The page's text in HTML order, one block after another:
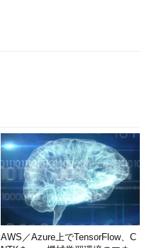
AWS／Azure上でTensorFlow、C